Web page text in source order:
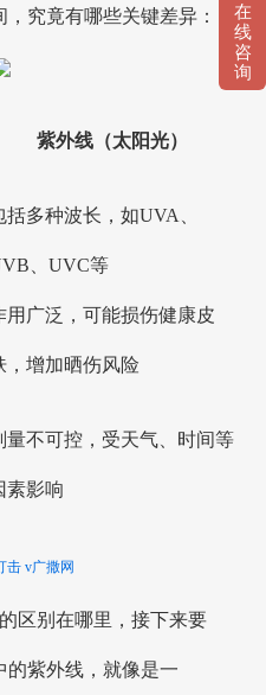
究竟有哪些关键差异：
紫外线（太阳光）
括多种波长，如UVA、
、UVC等
用广泛，可能损伤健康皮
，增加晒伤风险
量不可控，受天气、时间等
素影响
击 v广撒网
区别在哪里，接下来要
的紫外线，就像是一
在
线
咨
询